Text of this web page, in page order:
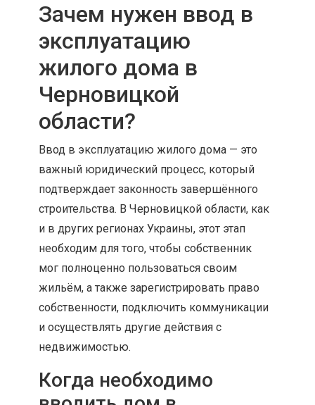
Зачем нужен ввод в
эксплуатацию
жилого дома в
Черновицкой
области?
Ввод в эксплуатацию жилого дома — это
важный юридический процесс, который
подтверждает законность завершённого
строительства. В Черновицкой области, как
и в других регионах Украины, этот этап
необходим для того, чтобы собственник
мог полноценно пользоваться своим
жильём, а также зарегистрировать право
собственности, подключить коммуникации
и осуществлять другие действия с
недвижимостью.
Когда необходимо